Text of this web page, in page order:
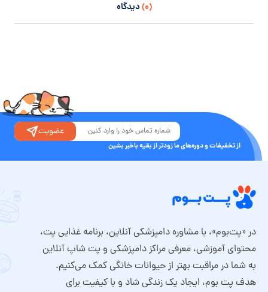
(۰) دیدگاه
از تخفیفات و دوره‌های ما زودتر از بقیه باخبر بشین
عضویت
در «پت‌بوم»، با مشاوره دامپزشکی آنلاین، برنامه غذایی پت،
محتوای آموزشی، معرفی مراکز دامپزشکی و پت شاپ آنلاین
به شما در مراقبت بهتر از حیوانات خانگی کمک می‌کنیم.
هدف پت بوم، ایجاد یک زندگی شاد و با کیفیت برای